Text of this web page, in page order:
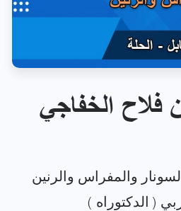
فلاح الخفاجي